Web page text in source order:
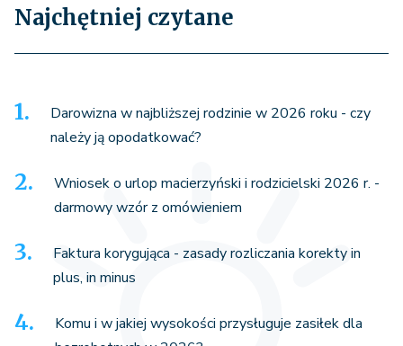
Najchętniej czytane
Darowizna w najbliższej rodzinie w 2026 roku - czy
należy ją opodatkować?
Wniosek o urlop macierzyński i rodzicielski 2026 r. -
darmowy wzór z omówieniem
Faktura korygująca - zasady rozliczania korekty in
plus, in minus
Komu i w jakiej wysokości przysługuje zasiłek dla